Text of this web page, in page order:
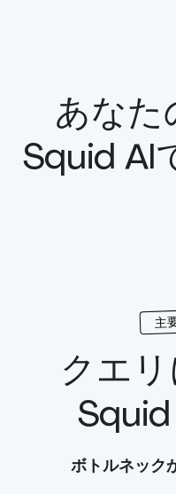
あなた
Squid AI
主
クエ
ボトルネック